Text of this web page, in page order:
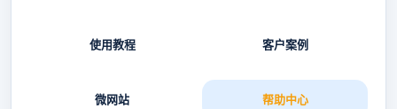
使用教程 客户案例
微网站 帮助中心